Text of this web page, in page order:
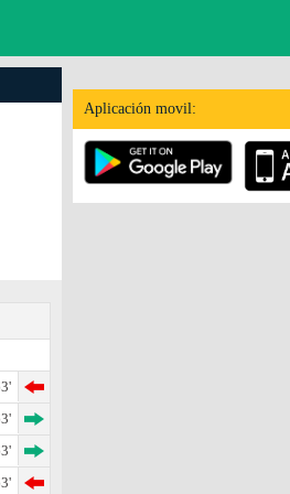
Aplicación movil: